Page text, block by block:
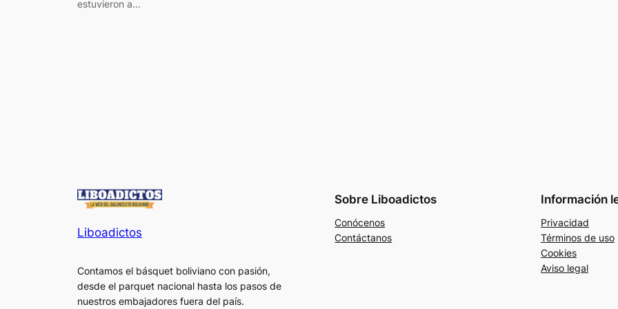
estuvieron a…
Liboadictos
Contamos el básquet boliviano con pasión,
desde el parquet nacional hasta los pasos de
nuestros embajadores fuera del país.
Sobre Liboadictos
Conócenos
Contáctanos
Información
Privacidad
Términos de uso
Cookies
Aviso legal